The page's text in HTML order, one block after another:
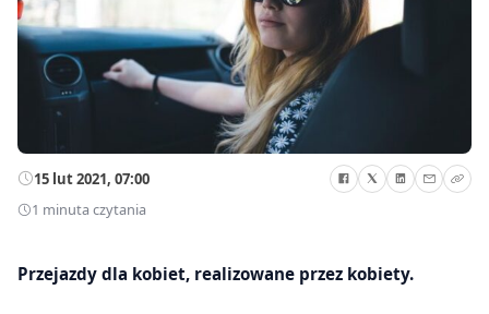
15 lut 2021, 07:00
1 minuta czytania
Przejazdy dla kobiet, realizowane przez kobiety.